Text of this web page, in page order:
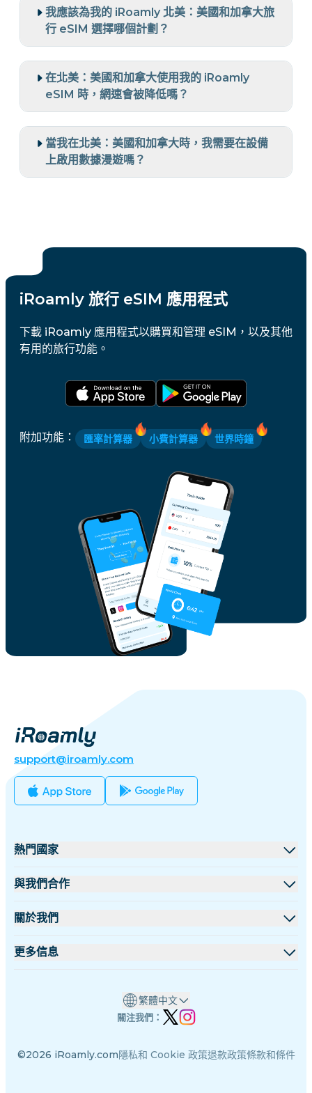
我應該為我的 iRoamly 北美：美國和加拿大旅
行 eSIM 選擇哪個計劃？
在北美：美國和加拿大使用我的 iRoamly
eSIM 時，網速會被降低嗎？
當我在北美：美國和加拿大時，我需要在設備
上啟用數據漫遊嗎？
iRoamly 旅行 eSIM 應用程式
下載 iRoamly 應用程式以購買和管理 eSIM，以及其他
有用的旅行功能。
附加功能 ： 匯率計算器 小費計算器 世界時鐘
support@iroamly.com
熱門國家
美國
法國
印度
與我們合作
批發平台
關於我們
關於 iRoamly
更多信息
作者團隊
©2026 iRoamly.com隱私和 Cookie 政策退款政策條款和條件
繁體中文
關注我們：